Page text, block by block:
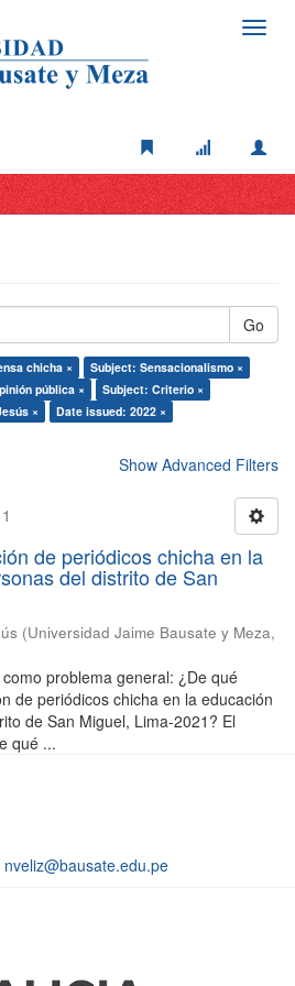
Go
chicha ×
Subject: Sensacionalismo ×
pública ×
Subject: Criterio ×
×
Date issued: 2022 ×
Show Advanced Filters
de periódicos chicha en la
del distrito de San
(Universidad Jaime Bausate y Meza,
problema general: ¿De qué
de periódicos chicha en la educación
de San Miguel, Lima-2021? El
qué ...
nveliz@bausate.edu.pe